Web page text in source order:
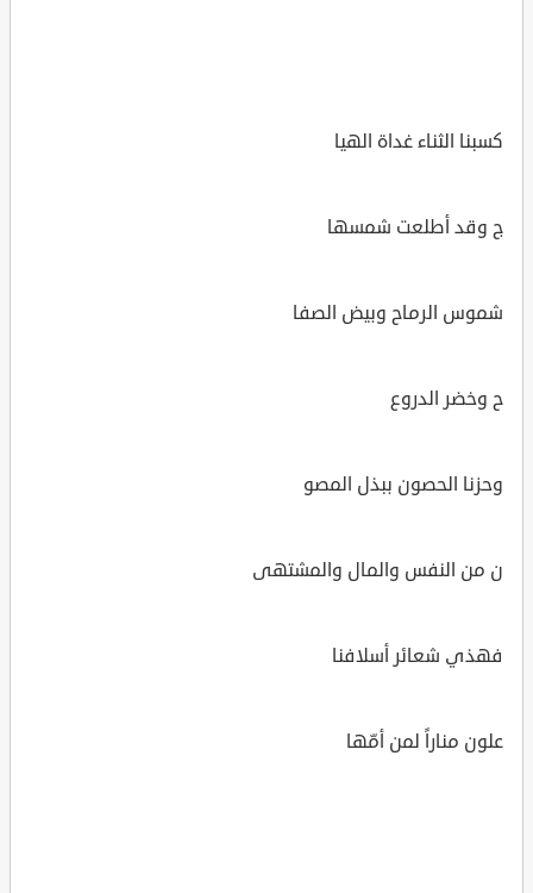
كسبنا الثناء غداة الهيا
ج وقد أطلعت شمسها
شموس الرماح وبيض الصفا
ح وخضر الدروع
وحزنا الحصون ببذل المصو
ن من النفس والمال والمشتهى
فهذي شعائر أسلافنا
علون مناراً لمن أمّها